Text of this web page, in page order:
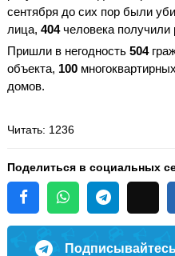
сентября до сих пор были
лица, 404человека получили
Пришли в негодность 504
объекта, 100
домов.
Читать: 1236
Поделиться в социальных